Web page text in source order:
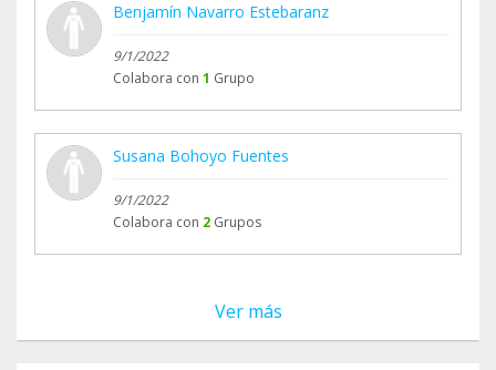
Benjamín Navarro Estebaranz
9/1/2022
Colabora con 1 Grupo
Susana Bohoyo Fuentes
9/1/2022
Colabora con 2 Grupos
Ver más